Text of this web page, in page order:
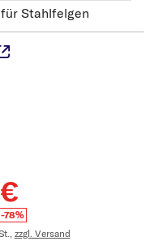
für Stahlfelgen
-78%
zzgl. Versand